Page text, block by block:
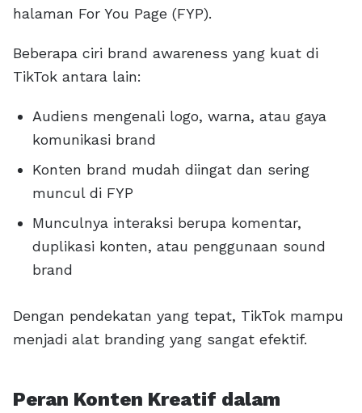
halaman For You Page (FYP).
Beberapa ciri brand awareness yang kuat di
TikTok antara lain:
Audiens mengenali logo, warna, atau gaya
komunikasi brand
Konten brand mudah diingat dan sering
muncul di FYP
Munculnya interaksi berupa komentar,
duplikasi konten, atau penggunaan sound
brand
Dengan pendekatan yang tepat, TikTok mampu
menjadi alat branding yang sangat efektif.
Peran Konten Kreatif dalam